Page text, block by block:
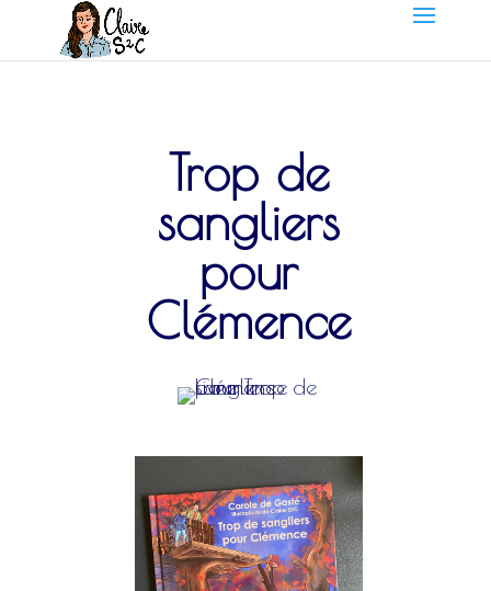
Trop de
sangliers
pour
Clémence